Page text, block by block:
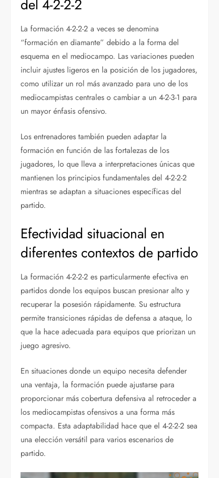
del 4-2-2-2
La formación 4-2-2-2 a veces se denomina
“formación en diamante” debido a la forma del
esquema en el mediocampo. Las variaciones pueden
incluir ajustes ligeros en la posición de los jugadores,
como utilizar un rol más avanzado para uno de los
mediocampistas centrales o cambiar a un 4-2-3-1 para
un mayor énfasis ofensivo.
Los entrenadores también pueden adaptar la
formación en función de las fortalezas de los
jugadores, lo que lleva a interpretaciones únicas que
mantienen los principios fundamentales del 4-2-2-2
mientras se adaptan a situaciones específicas del
partido.
Efectividad situacional en
diferentes contextos de partido
La formación 4-2-2-2 es particularmente efectiva en
partidos donde los equipos buscan presionar alto y
recuperar la posesión rápidamente. Su estructura
permite transiciones rápidas de defensa a ataque, lo
que la hace adecuada para equipos que priorizan un
juego agresivo.
En situaciones donde un equipo necesita defender
una ventaja, la formación puede ajustarse para
proporcionar más cobertura defensiva al retroceder a
los mediocampistas ofensivos a una forma más
compacta. Esta adaptabilidad hace que el 4-2-2-2 sea
una elección versátil para varios escenarios de
partido.